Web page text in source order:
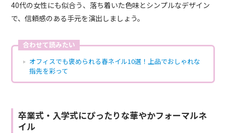
40代の女性にも似合う、落ち着いた色味とシンプルなデザイン
で、信頼感のある手元を演出しましょう。
合わせて読みたい
オフィスでも褒められる春ネイル10選！上品でおしゃれな
指先を彩って
卒業式・入学式にぴったりな華やかフォーマルネ
イル